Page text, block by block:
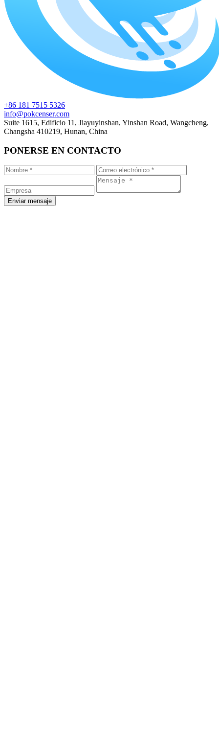
+86 181 7515 5326
info@pokcenser.com
Suite 1615, Edificio 11, Jiayuyinshan, Yinshan Road, Wangcheng,
Changsha 410219, Hunan, China
PONERSE EN CONTACTO
Enviar mensaje